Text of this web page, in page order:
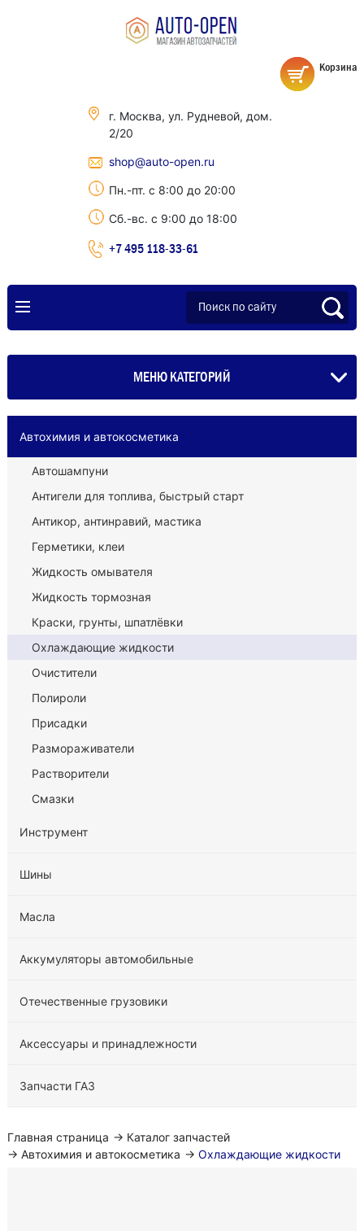
г. Москва, ул. Рудневой, дом.
2/20
shop@auto-open.ru
Пн.-пт. с 8:00 до 20:00
Сб.-вс. с 9:00 до 18:00
+7 495 118-33-61
Корзина
МЕНЮ КАТЕГОРИЙ
Автохимия и автокосметика
Автошампуни
Антигели для топлива, быстрый старт
Антикор, антинравий, мастика
Герметики, клеи
Жидкость омывателя
Жидкость тормозная
Краски, грунты, шпатлёвки
Охлаждающие жидкости
Очистители
Полироли
Присадки
Размораживатели
Растворители
Смазки
Инструмент
Шины
Масла
Аккумуляторы автомобильные
Отечественные грузовики
Аксессуары и принадлежности
Запчасти ГАЗ
Главная страница → Каталог запчастей
→ Автохимия и автокосметика → Охлаждающие жидкости